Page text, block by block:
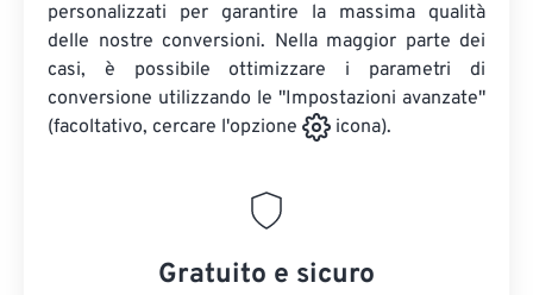
personalizzati per garantire la massima qualità
delle nostre conversioni. Nella maggior parte dei
casi, è possibile ottimizzare i parametri di
conversione utilizzando le "Impostazioni avanzate"
(facoltativo, cercare l'opzione
icona).
Gratuito e sicuro